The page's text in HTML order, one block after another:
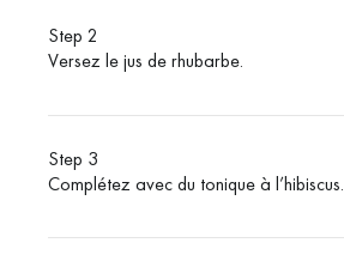
Step 2
Versez le jus de rhubarbe.
Step 3
Complétez avec du tonique à l’hibiscus.